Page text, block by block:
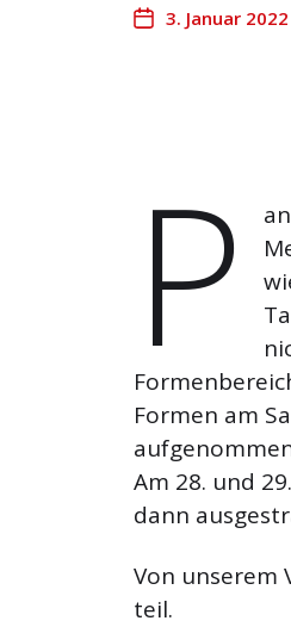
3. Januar 2022
P
Formen am
Am 28. und
dann
Von unserem
teil.